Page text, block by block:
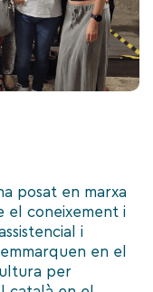
posat en marxa
el coneixement i
i
en el
per